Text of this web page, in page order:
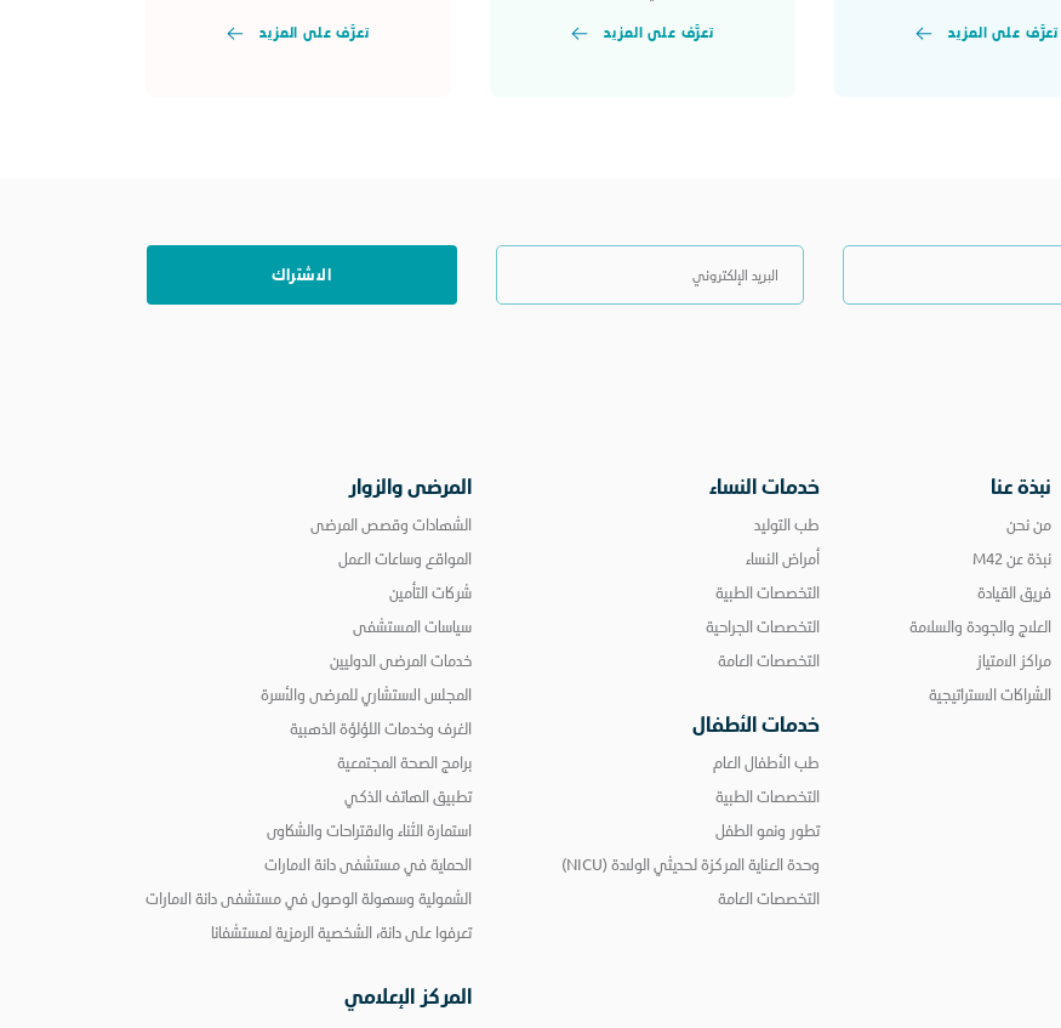
تعرَّف على المزيد تعرَّف على المزيد تعرَّف على المزيد
نبذة عنا
من نحن
نبذة عن M42
فريق القيادة
العلاج والجودة والسلامة
مراكز الامتياز
الشراكات الاستراتيجية
خدمات النساء
طب التوليد
أمراض النساء
التخصصات الطبية
التخصصات الجراحية
التخصصات العامة
خدمات الأطفال
طب الأطفال العام
التخصصات الطبية
تطور ونمو الطفل
وحدة العناية المركزة لحديثي الولادة (NICU)
التخصصات العامة
المرضى والزوار
الشهادات وقصص المرضى
المواقع وساعات العمل
شركات التأمين
سياسات المستشفى
خدمات المرضى الدوليين
المجلس الاستشاري للمرضى والأسرة
الغرف وخدمات اللؤلؤة الذهبية
برامج الصحة المجتمعية
تطبيق الهاتف الذكي
استمارة الثناء والاقتراحات والشكاوى
الحماية في مستشفى دانة الامارات
الشمولية وسهولة الوصول في مستشفى دانة الامارات
تعرفوا على دانة، الشخصية الرمزية لمستشفانا
المركز الإعلامي